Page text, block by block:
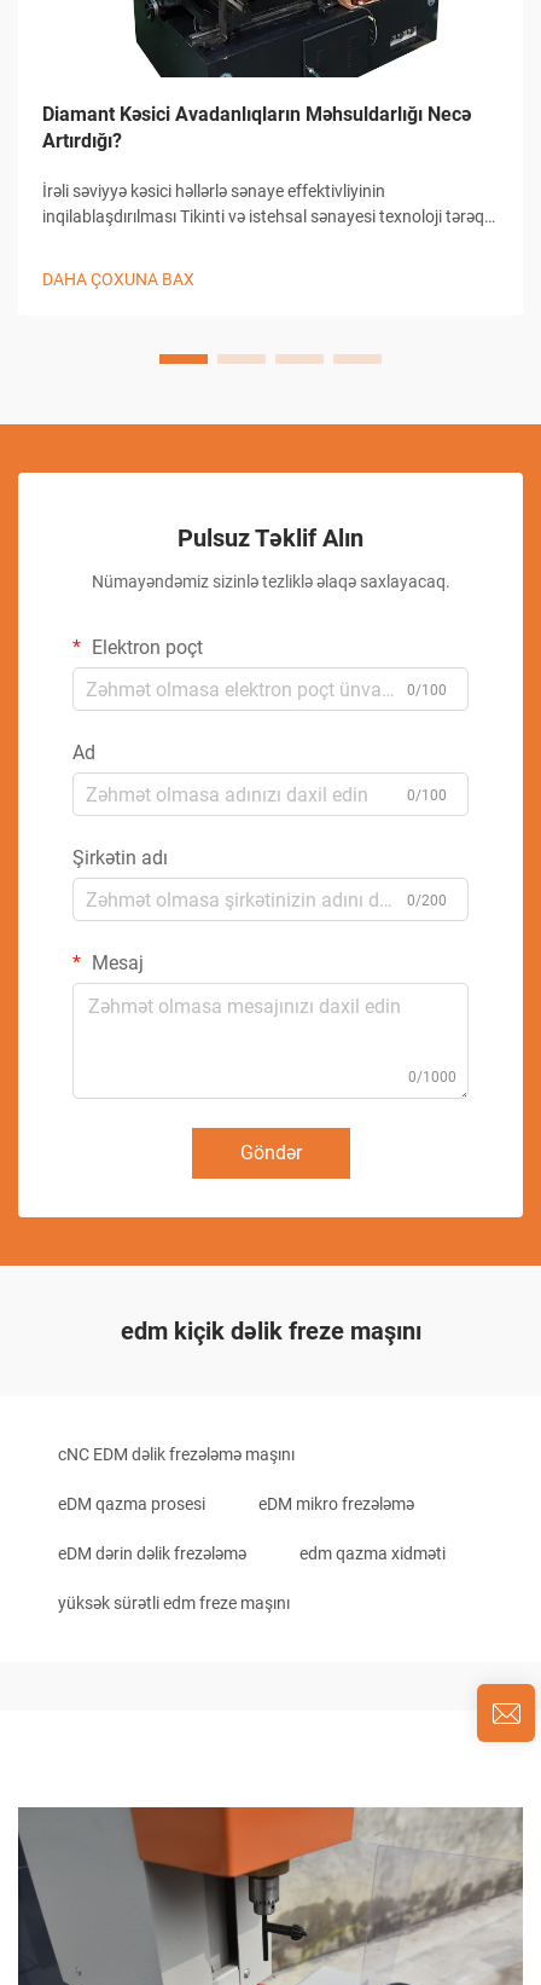
Diamant Kəsici Avadanlıqların Məhsuldarlığı Necə
Artırdığı?
İrəli səviyyə kəsici həllərlə sənaye effektivliyinin
inqilablaşdırılması Tikinti və istehsal sənayesi texnoloji tərəqqi
DAHA ÇOXUNA BAX
Pulsuz Təklif Alın
Nümayəndəmiz sizinlə tezliklə əlaqə saxlayacaq.
Elektron poçt
0/100
Ad
0/100
Şirkətin adı
0/200
Mesaj
0/1000
Göndər
edm kiçik dəlik freze maşını
cNC EDM dəlik frezələmə maşını
eDM qazma prosesi eDM mikro frezələmə
eDM dərin dəlik frezələmə edm qazma xidməti
yüksək sürətli edm freze maşını